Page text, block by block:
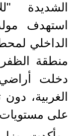
الشديدة
استهدف
الداخلي
منطقة
دخلت
الغربية،
على مستويات